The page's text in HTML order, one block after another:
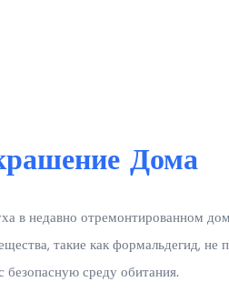
Дома
в недавно отремонтированном
такие как формальдегид,
безопасную среду обитания.